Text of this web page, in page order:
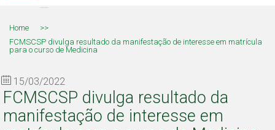
Home
>>
FCMSCSP divulga resultado da manifestação de interesse em matrícula
para o curso de Medicina
15/03/2022
FCMSCSP divulga resultado da
manifestação de interesse em